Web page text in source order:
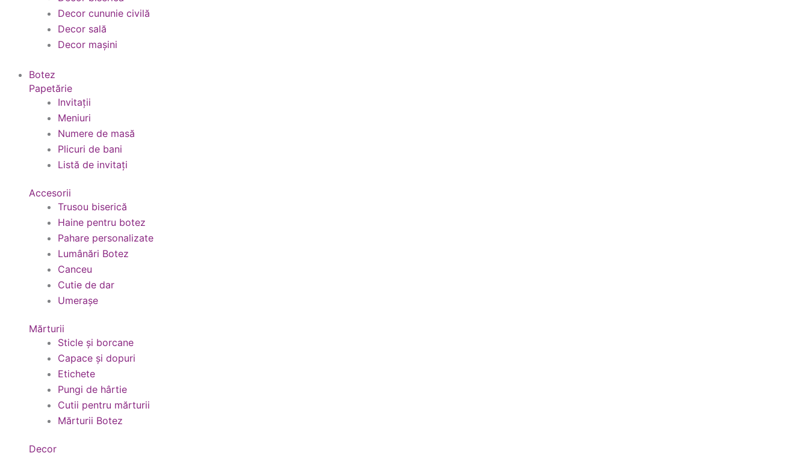
Decor cununie civilă
Decor sală
Decor mașini
Botez
Papetărie
Invitații
Meniuri
Numere de masă
Plicuri de bani
Listă de invitați
Accesorii
Trusou biserică
Haine pentru botez
Pahare personalizate
Lumânări Botez
Canceu
Cutie de dar
Umerașe
Mărturii
Sticle și borcane
Capace și dopuri
Etichete
Pungi de hârtie
Cutii pentru mărturii
Mărturii Botez
Decor